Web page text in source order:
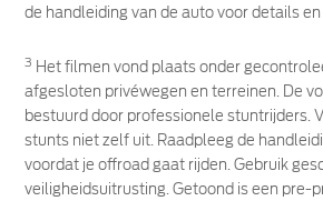
de handleiding van de auto voor details
3 Het filmen vond plaats onder
afgesloten privéwegen en terreinen. De
bestuurd door professionele stuntrijders.
stunts niet zelf uit. Raadpleeg de
voordat je offroad gaat rijden. Gebruik
veiligheidsuitrusting. Getoond is een pre-